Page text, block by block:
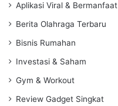
Aplikasi Viral & Bermanfaat
Berita Olahraga Terbaru
Bisnis Rumahan
Investasi & Saham
Gym & Workout
Review Gadget Singkat